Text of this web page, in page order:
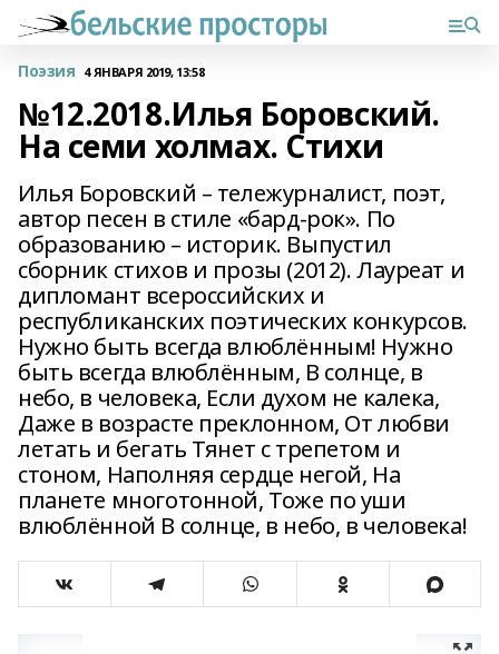
Поэзия 4 ЯНВАРЯ 2019, 13:58
№12.2018.Илья Боровский.
На семи холмах. Стихи
Илья Боровский – тележурналист, поэт,
автор песен в стиле «бард-рок». По
образованию – историк. Выпустил
сборник стихов и прозы (2012). Лауреат и
дипломант всероссийских и
республиканских поэтических конкурсов.
Нужно быть всегда влюблённым! Нужно
быть всегда влюблённым, В солнце, в
небо, в человека, Если духом не калека,
Даже в возрасте преклонном, От любви
летать и бегать Тянет с трепетом и
стоном, Наполняя сердце негой, На
планете многотонной, Тоже по уши
влюблённой В солнце, в небо, в человека!